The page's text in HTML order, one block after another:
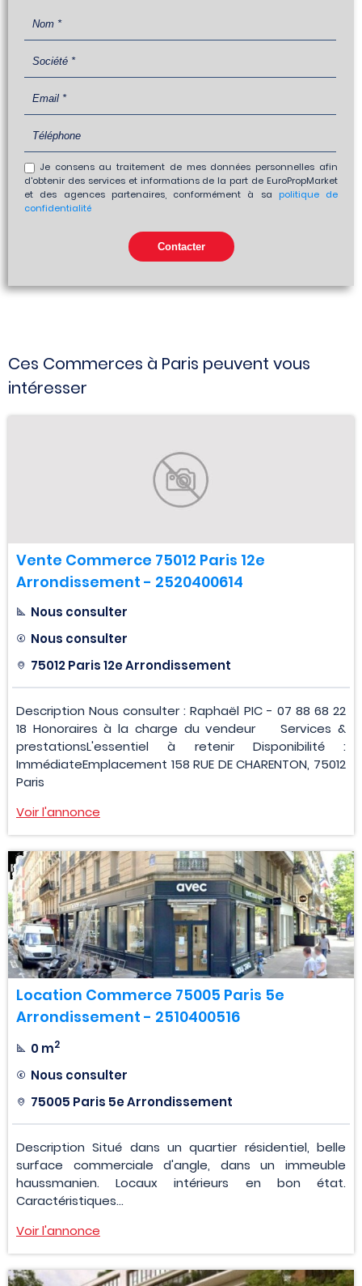
Je consens au traitement de mes données personnelles afin
d'obtenir des services et informations de la part de EuroPropMarket
et des agences partenaires, conformément à sa politique de
confidentialité
Ces Commerces à Paris peuvent vous
intéresser
Vente Commerce 75012 Paris 12e
Arrondissement - 2520400614
Nous consulter
Nous consulter
75012 Paris 12e Arrondissement
Description Nous consulter : Raphaël PIC - 07 88 68 22
18 Honoraires à la charge du vendeur Services &
prestationsL'essentiel à retenir Disponibilité :
ImmédiateEmplacement 158 RUE DE CHARENTON, 75012
Paris
Voir l'annonce
Location Commerce 75005 Paris 5e
Arrondissement - 2510400516
0 m2
Nous consulter
75005 Paris 5e Arrondissement
Description Situé dans un quartier résidentiel, belle
surface commerciale d'angle, dans un immeuble
haussmanien. Locaux intérieurs en bon état.
Caractéristiques...
Voir l'annonce